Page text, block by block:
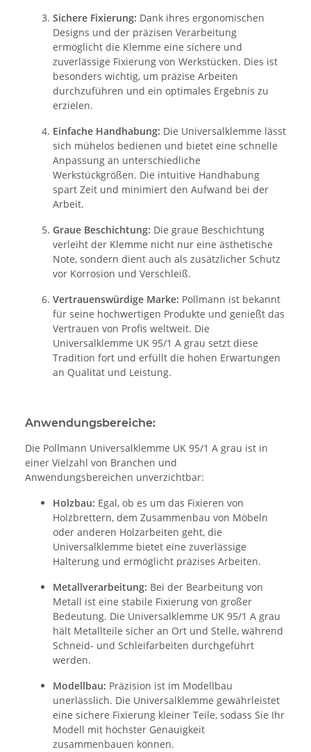
Sichere Fixierung: Dank ihres ergonomischen
Designs und der präzisen Verarbeitung
ermöglicht die Klemme eine sichere und
zuverlässige Fixierung von Werkstücken. Dies ist
besonders wichtig, um präzise Arbeiten
durchzuführen und ein optimales Ergebnis zu
erzielen.
Einfache Handhabung: Die Universalklemme lässt
sich mühelos bedienen und bietet eine schnelle
Anpassung an unterschiedliche
Werkstückgrößen. Die intuitive Handhabung
spart Zeit und minimiert den Aufwand bei der
Arbeit.
Graue Beschichtung: Die graue Beschichtung
verleiht der Klemme nicht nur eine ästhetische
Note, sondern dient auch als zusätzlicher Schutz
vor Korrosion und Verschleiß.
Vertrauenswürdige Marke: Pollmann ist bekannt
für seine hochwertigen Produkte und genießt das
Vertrauen von Profis weltweit. Die
Universalklemme UK 95/1 A grau setzt diese
Tradition fort und erfüllt die hohen Erwartungen
an Qualität und Leistung.
Anwendungsbereiche:
Die Pollmann Universalklemme UK 95/1 A grau ist in
einer Vielzahl von Branchen und
Anwendungsbereichen unverzichtbar:
Holzbau: Egal, ob es um das Fixieren von
Holzbrettern, dem Zusammenbau von Möbeln
oder anderen Holzarbeiten geht, die
Universalklemme bietet eine zuverlässige
Halterung und ermöglicht präzises Arbeiten.
Metallverarbeitung: Bei der Bearbeitung von
Metall ist eine stabile Fixierung von großer
Bedeutung. Die Universalklemme UK 95/1 A grau
hält Metallteile sicher an Ort und Stelle, während
Schneid- und Schleifarbeiten durchgeführt
werden.
Modellbau: Präzision ist im Modellbau
unerlässlich. Die Universalklemme gewährleistet
eine sichere Fixierung kleiner Teile, sodass Sie Ihr
Modell mit höchster Genauigkeit
zusammenbauen können.